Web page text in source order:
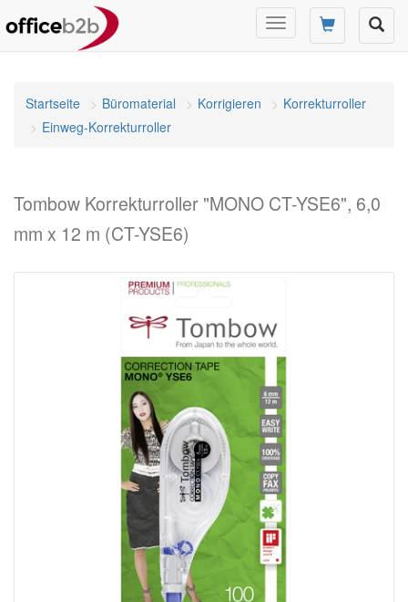
Navigation
umschalten
Startseite Büromaterial Korrigieren
Korrekturroller
Einweg-Korrekturroller
Tombow Korrekturroller "MONO CT-YSE6", 6,0
mm x 12 m (CT-YSE6)